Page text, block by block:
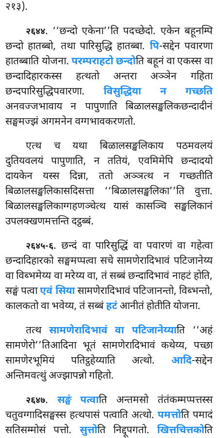
२१३).
२६४४. ‘‘छन्दो एकेना’’ति पदच्छेदो. एकेन बहूनम्पि
छन्दो हातब्बो, तथा पारिसुद्धि हातब्बा. पि-सद्देन पवारणा
हातब्बाति योजना. परम्पराहटो छन्दोति बहूनं वा एकस्स वा
छन्दादिहारकस्स हत्थतो अन्तरा अञ्ञेन गहिता
छन्दपारिसुद्धिपवारणा.विसुद्धिया न गच्छति
अनवज्जभावाय न पापुणाति बिळालसङ्खलिकछन्दादीनं
सङ्घमज्झं अगमनेन वग्गभावकरणतो.
एत्थ च यथा बिळालसङ्खलिकाय पठमवलयं
दुतियवलयं पापुणाति, न ततियं, एवमिमेपि छन्दादयो
दायकेन यस्स दिन्ना, ततो अञ्ञत्थ न गच्छतीति
बिळालसङ्खलिकासदिसत्ता ‘‘बिळालसङ्खलिका’’ति वुत्ता.
बिळालसङ्खलिकाग्गहणञ्चेत्थ यासं कासञ्चि सङ्खलिकानं
उपलक्खणमत्तन्ति दट्ठब्बं.
२६४५-६. छन्दं वा पारिसुद्धिं वा पवारणं वा गहेत्वा
छन्दादिहारको सङ्घमप्पत्वा सचे सामणेरादिभावं पटिजानेय्य
वा विब्भमेय्य वा मरेय्य वा, तं सब्बं छन्दादिभावं नाहटं होति,
सङ्घं पत्वाएवं सियासामणेरादिभावं पटिजानन्तो, विब्भन्तो,
कालकतो वा भवेय्य, तं सब्बंहटंआनीतं होतीति योजना.
तत्थ सामणेरादिभावं वा पटिजानेय्याति ‘‘अहं
सामणेरो’’तिआदिना भूतं सामणेरादिभावं कथेय्य, पच्छा
सामणेरभूमियं पतिट्ठहेय्याति अत्थो. आदि-सद्देन
अन्तिमवत्थुं अज्झापन्नो गहितो.
२६४७. सङ्घं पत्वाति अन्तमसो तंतंकम्मप्पत्तस्स
चतुवग्गादिसङ्घस्स हत्थपासं पत्वाति अत्थो. पमत्तोति पमादं
सतिसम्मोसं पत्तो. सुत्तोति निद्दूपगतो. खित्तचित्तकोति